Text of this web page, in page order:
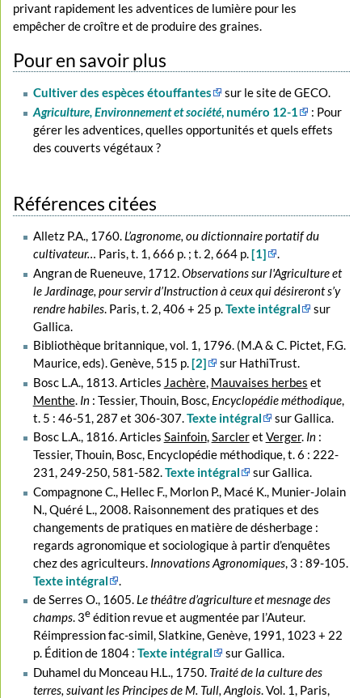
privant rapidement les adventices de lumière pour les
empêcher de croître et de produire des graines.
Pour en savoir plus
Cultiver des espèces étouffantes
sur le site de GECO.
Agriculture, Environnement et société, numéro 12-1
: Pour
gérer les adventices, quelles opportunités et quels effets
des couverts végétaux ?
Références citées
Alletz P.A., 1760. L’agronome, ou dictionnaire portatif du
cultivateur… Paris, t. 1, 666 p. ; t. 2, 664 p.[1]
.
Angran de Rueneuve, 1712.Observations sur l'Agriculture et
le Jardinage, pour servir d’Instruction à ceux qui désireront s’y
rendre habiles. Paris, t. 2, 406 + 25 p.Texte intégral
sur
Gallica.
Bibliothèque britannique, vol. 1, 1796. (M.A & C. Pictet, F.G.
Maurice, eds). Genève, 515 p.[2]
sur HathiTrust.
Bosc L.A., 1813. Articles Jachère, Mauvaises herbes et
Menthe. In: Tessier, Thouin, Bosc, Encyclopédie méthodique,
t. 5 : 46-51, 287 et 306-307.Texte intégral
sur Gallica.
Bosc L.A., 1816. Articles Sainfoin,Sarcleret Verger. In:
Tessier, Thouin, Bosc, Encyclopédie méthodique, t. 6 : 222-
231, 249-250, 581-582.Texte intégral
sur Gallica.
Compagnone C., Hellec F., Morlon P., Macé K., Munier-Jolain
N., Quéré L., 2008. Raisonnement des pratiques et des
changements de pratiques en matière de désherbage :
regards agronomique et sociologique à partir d’enquêtes
chez des agriculteurs. Innovations Agronomiques, 3 : 89-105.
Texte intégral
.
de Serres O., 1605. Le théâtre d’agriculture et mesnage des
champs. 3eédition revue et augmentée par l’Auteur.
Réimpression fac-simil, Slatkine, Genève, 1991, 1023 + 22
p. Édition de 1804 : Texte intégral
sur Gallica.
Duhamel du Monceau H.L., 1750. Traité de la culture des
terres, suivant les Principes de M. Tull, Anglois. Vol. 1, Paris,